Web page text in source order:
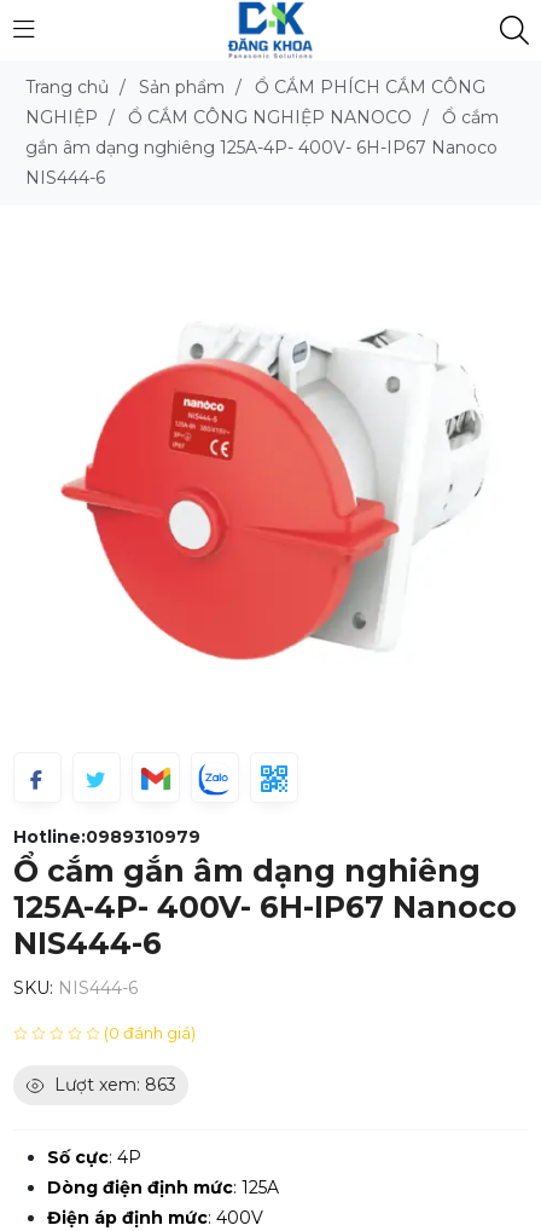
Trang chủ / Sản phẩm /
Ổ CẮM PHÍCH CẮM CÔNG
NGHIỆP / Ổ CẮM CÔNG NGHIỆP NANOCO /
Ổ cắm
gắn âm dạng nghiêng 125A-4P- 400V- 6H-IP67 Nanoco
NIS444-6
Hotline:0989310979
Ổ cắm gắn âm dạng nghiêng
125A-4P- 400V- 6H-IP67 Nanoco
NIS444-6
SKU: NIS444-6
(0 đánh giá)
Lượt xem: 863
Số cực: 4P
Dòng điện định mức: 125A
Điện áp định mức: 400V